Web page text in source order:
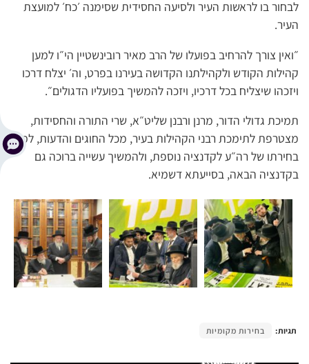
לבחור בו לראשות העיר ולסיעה החסידית שסימנה ׳כח׳ למועצת
העיר.
״ואין צורך להרחיב בפועלו של הרב מאיר רובינשטיין הי״ו למען
קהילות הקודש ולקהילתנו הקדושה בעירנו בפרט, וה׳ יצלח דרכו
ויזכהו שיצליח בכל דרכיו, ויזכה להמשיך בפועליו הדגולים״.
תמיכת גדולי הדור, מרנן ורבנן שליט״א, שרי התורה והחסידות,
מצטרפת לתימכת רבני הקהילות בעיר, מכל החוגים והדעות, למען
בחירתו של רה״ע לקדנציה נוספת, ולהמשיך עשייה ברוכה גם
בקדנציה הבאה, בסייעתא דשמיא.
תגיות: בחירות מקומיות